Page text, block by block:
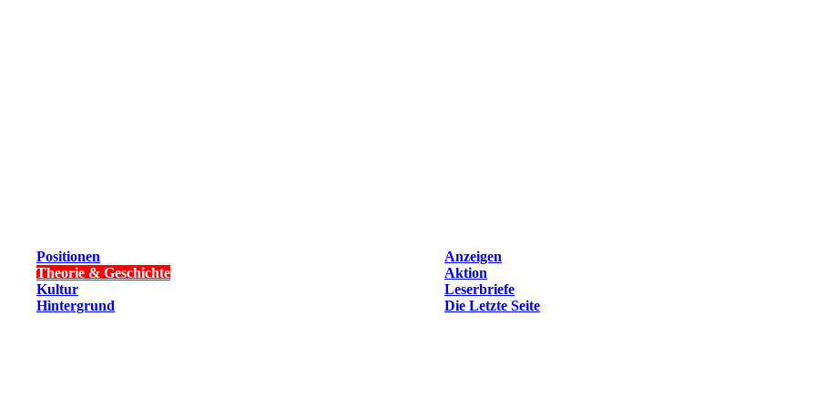
Positionen
Anzeigen
Theorie & Geschichte
Aktion
Kultur
Leserbriefe
Hintergrund Die Letzte Seite